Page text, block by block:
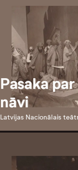
Pasaka par
nāvi
Latvijas Nacionālais